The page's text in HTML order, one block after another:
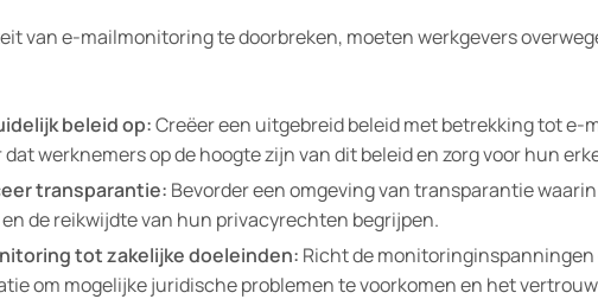
van e-mailmonitoring te doorbreken, moeten werkgevers
beleid op:Creëer een uitgebreid beleid met betrekking tot e-
dat werknemers op de hoogte zijn van dit beleid en zorg voor hun
transparantie: Bevorder een omgeving van transparantie
de reikwijdte van hun privacyrechten begrijpen.
tot zakelijke doeleinden: Richt de
om mogelijke juridische problemen te voorkomen en het